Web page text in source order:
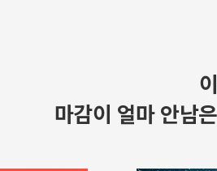
마감이 얼마 안남